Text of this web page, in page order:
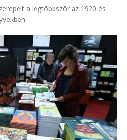
a legtöbbször az 1920 és